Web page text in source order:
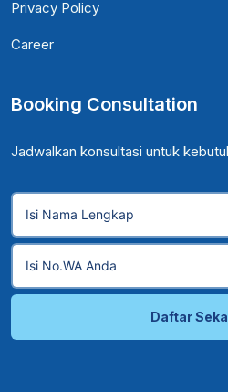
Privacy Policy
Career
Booking Consultation
Jadwalkan konsultasi untuk
Daftar